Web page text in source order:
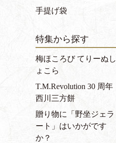
手提げ袋
特集から探す
梅ほころび てりーぬし
ょこら
T.M.Revolution 30 周年
西川三方餅
贈り物に「野坐ジェラ
ート」はいかがです
か？